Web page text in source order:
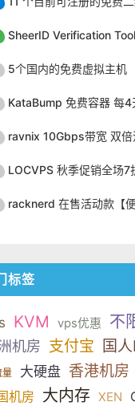
洛杉矶等
于 KVM 虚
国两大系列
的海外主
VDS 业务
洛杉矶等多
SSD 固态
国两大系列
的海外主机
VDS 业务
洛杉矶等多
SSD 固态
国两大系列
5个国内的免费虚拟主机
的海外主机
VDS 业务
洛杉矶等
SSD 固态
KataBump 免费容器 每4
的海外主
VDS 业务
洛杉矶等多
国两大系
ravnix 10Gbps带宽 双
的海外主机
VDS 业务
于 KVM 虚
国两大系
美元，美国
的海外主机
于 KVM 虚
SSD 固态
国两大系
美元，美国
racknerd 在售活动款【
VDS 业务
于 KVM 虚
SSD 固态
国两大系列
美元，美国
标签
KVM vps优惠 不
机房 支付宝 国
量 大硬盘 香港机房
机房 大内存 XEN